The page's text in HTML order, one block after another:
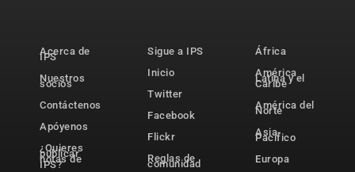
Acerca de
IPS
Nuestros
socios
Contáctenos
Apóyenos
¿Quieres
publicar
notas de
IPS?
Sigue a IPS
Inicio
Twitter
Facebook
Flickr
Reglas de
comunidad
África
América
Latina y el
Caribe
América del
Norte
Asia-
Pacífico
Europa